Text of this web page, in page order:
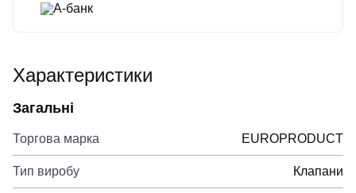
А-банк
Характеристики
Загальні
Торгова марка EUROPRODUCT
Тип виробу Клапани